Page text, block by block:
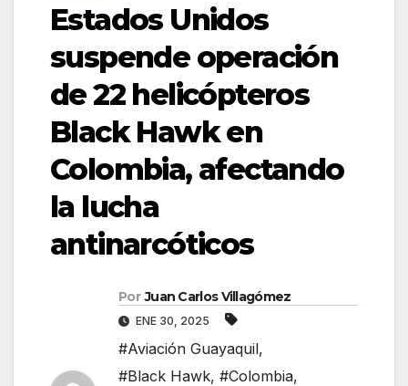
Estados Unidos
suspende operación
de 22 helicópteros
Black Hawk en
Colombia, afectando
la lucha
antinarcóticos
Por Juan Carlos Villagómez
ENE 30, 2025
#Aviación Guayaquil,
#Black Hawk, #Colombia,